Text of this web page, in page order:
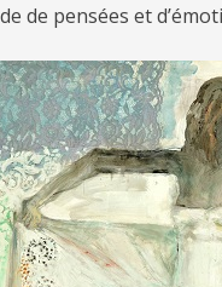
de pensées et